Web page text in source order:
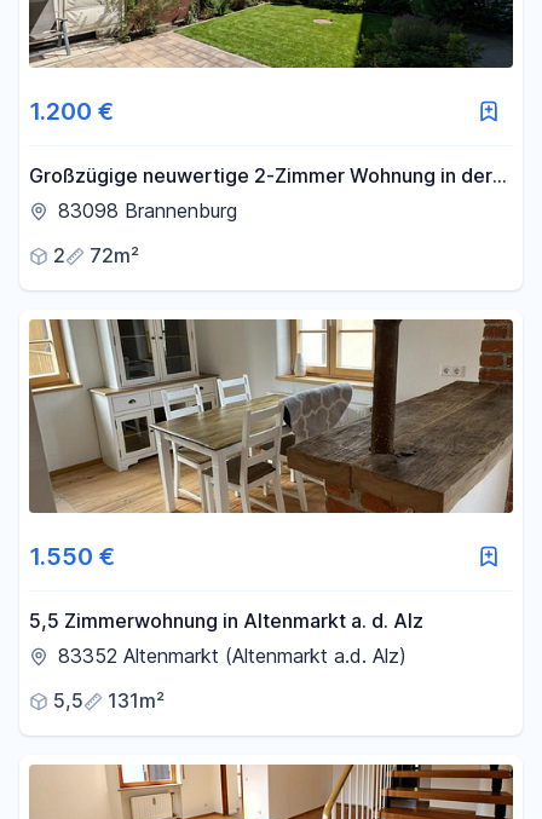
1.200 €
Großzügige neuwertige 2-Zimmer Wohnung in der
Sägmühle Brannenburg
83098 Brannenburg
2
72m²
1.550 €
5,5 Zimmerwohnung in Altenmarkt a. d. Alz
83352 Altenmarkt (Altenmarkt a.d. Alz)
5,5
131m²